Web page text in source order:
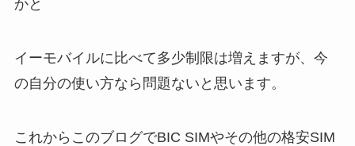
かと
イーモバイルに比べて多少制限は増えますが、今
の自分の使い方なら問題ないと思います。
これからこのブログでBIC SIMやその他の格安SIM